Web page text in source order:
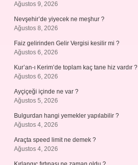
Ağustos 9, 2026
Nevşehir’de yiyecek ne meşhur ?
Ağustos 8, 2026
Faiz gelirinden Gelir Vergisi kesilir mi ?
Ağustos 6, 2026
Kur’an-ı Kerim’de toplam kaç tane hiz vardır ?
Ağustos 6, 2026
Ayçiçeği içinde ne var ?
Ağustos 5, 2026
Bulgurdan hangi yemekler yapılabilir ?
Ağustos 4, 2026
Araçta speed limit ne demek ?
Ağustos 4, 2026